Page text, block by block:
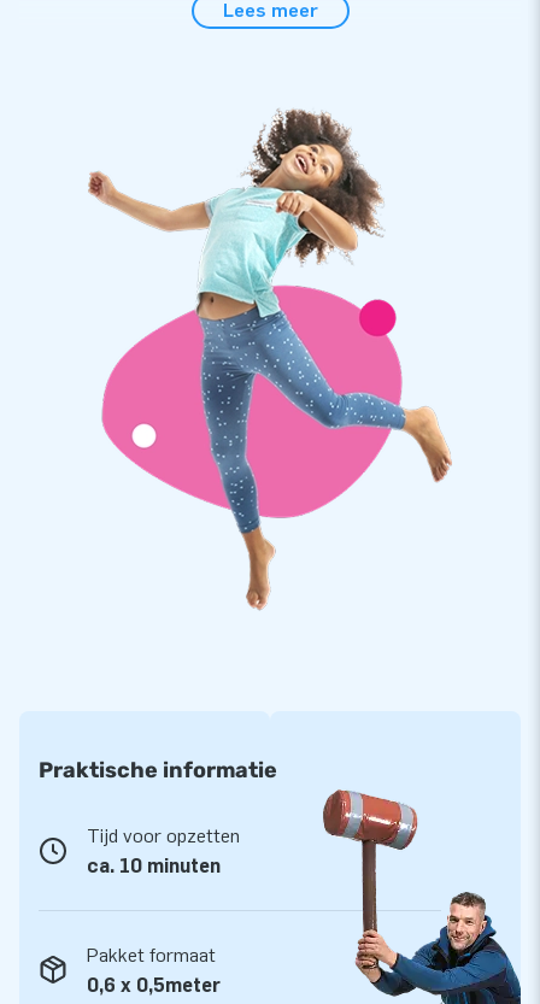
gegarandeerd gezellig, in tropische sferen.
Geen donderwolkjes bij jouw klant: deze poppen staan in een
mum van tijd klaar. Ondanks dat ze liefst 4 meter hoog zijn,
zijn ze nog geen 5 minuten opgezet. Zeker als dat gebeurt
met de meegeleverde handleiding. Ook bij dit pakket:
verankermateriaal, een blower en een transportzak.
Topkwaliteit met 2 jaar garantie
De poppen van JB-inflatables zijn gemaakt van sterk, hoge
kwaliteit PVC, dat we op meerdere punten verstevigen.
Bovendien zijn ze meervoudig gestikt. Dat maakt ze
duurzaam en eenvoudig schoon te houden. We bieden je op de
poppen zonder meer 2 jaar garantie. Je levert hiermee
optimaal speelplezier.
Koop deze gigantische feestende Abraham en Sarah en
bezorg jouw klanten de dag van hun leven!
Meer dan 15.000 klanten kozen ook voor JB
medewerkers leveren unieke opblaasattracties op grootse
wijze! En je bent altijd verzekerd van onze professionele
service en levering. Daarom noemen ze ons ook wel
‘creators of greatness’!
Lees meer
Praktische informatie
Tijd voor opzetten
ca. 10 minuten
Pakket formaat
0,6 x 0,5meter